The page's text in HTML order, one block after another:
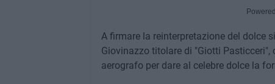
A firmare la reinterpretazione del dolce
Giovinazzo titolare di "Giotti
aerografo per dare al celebre dolce la